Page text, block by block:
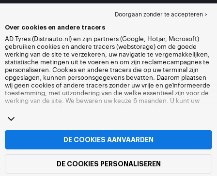
Doorgaan zonder te accepteren >
Over cookies en andere tracers
AD Tyres (Distriauto.nl) en zijn partners (Google, Hotjar, Microsoft)
gebruiken cookies en andere tracers (webstorage) om de goede
werking van de site te verzekeren, uw navigatie te vergemakkelijken,
statistische metingen uit te voeren en om zijn reclamecampagnes te
personaliseren. Cookies en andere tracers die op uw terminal zijn
opgeslagen, kunnen persoonsgegevens bevatten. Daarom plaatsen
wij geen cookies of andere tracers zonder uw vrije en geïnformeerde
toestemming, met uitzondering van die welke essentieel zijn voor de
werking van de site. We bewaren uw keuze 6 maanden. U kunt uw
toestemming op elk moment intrekken door naar de pagina over
cookies en andere tracers
surfen zonder het deponeren van cookies of andere tracers te
aanvaarden. Weigering verhindert de toegang tot diensten niet
Distriauto.nl. Voor meer informatie,bezoek de cookies en andere
tracers
DE COOKIES AANVAARDEN
DE COOKIES PERSONALISEREN